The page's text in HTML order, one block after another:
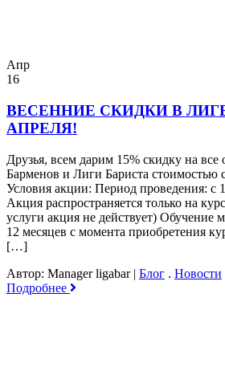
Апр
16
ВЕСЕННИЕ СКИДКИ В
АПРЕЛЯ!
Друзья, всем дарим 15% скидку на
Барменов и Лиги Бариста стоимостью
Условия акции: Период проведения: с
Акция распространяется только на
услуги акция не действует) Обучение
12 месяцев с момента приобретения
[…]
Автор: Manager ligabar | Блог . Новости
Подробнее